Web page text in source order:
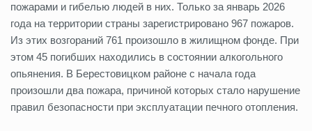
пожарами и гибелью людей в них. Только за январь 2026
года на территории страны зарегистрировано 967 пожаров.
Из этих возгораний 761 произошло в жилищном фонде. При
этом 45 погибших находились в состоянии алкогольного
опьянения. В Берестовицком районе с начала года
произошли два пожара, причиной которых стало нарушение
правил безопасности при эксплуатации печного отопления.